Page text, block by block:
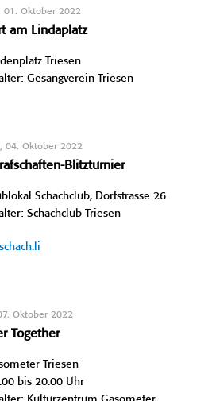
01. Oktober 2022
am Lindaplatz
Triesen
Gesangverein Triesen
04. Oktober 2022
Blitzturnier
Schachclub, Dorfstrasse 26
Schachclub Triesen
Oktober 2022
Together
Triesen
bis 20.00 Uhr